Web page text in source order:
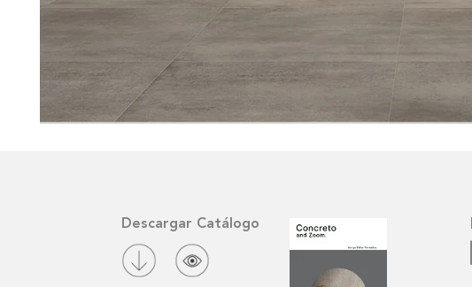
Descargar Catálogo